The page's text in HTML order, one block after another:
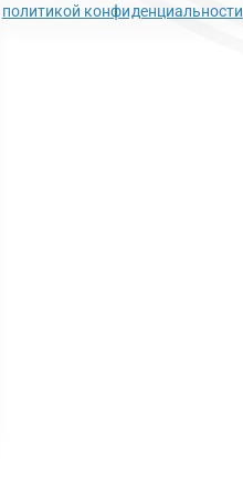
политикой конфиденциальности